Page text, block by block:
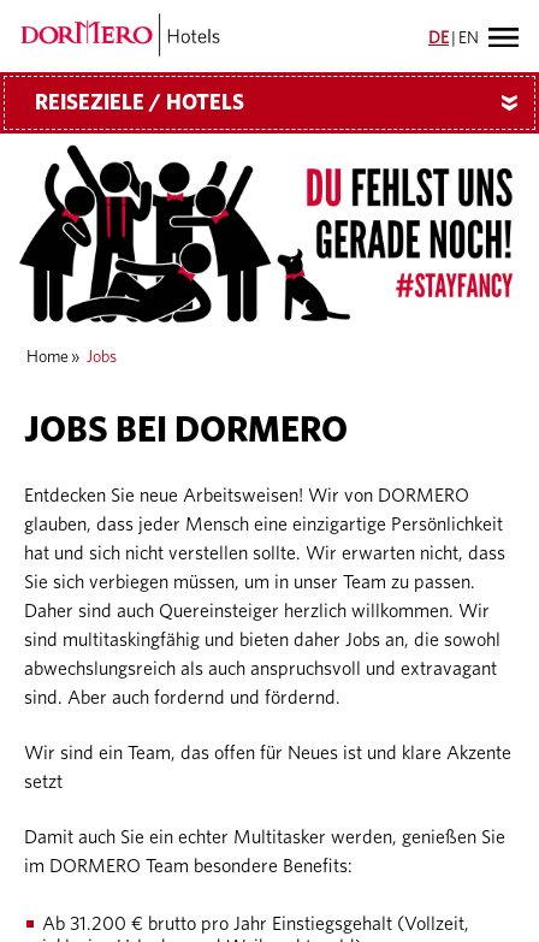
DE EN
REISEZIELE / HOTELS »
Home » Jobs
JOBS BEI DORMERO
Entdecken Sie neue Arbeitsweisen! Wir von DORMERO
glauben, dass jeder Mensch eine einzigartige Persönlichkeit
hat und sich nicht verstellen sollte. Wir erwarten nicht, dass
Sie sich verbiegen müssen, um in unser Team zu passen.
Daher sind auch Quereinsteiger herzlich willkommen. Wir
sind multitaskingfähig und bieten daher Jobs an, die sowohl
abwechslungsreich als auch anspruchsvoll und extravagant
sind. Aber auch fordernd und fördernd.
Wir sind ein Team, das offen für Neues ist und klare Akzente
setzt
Damit auch Sie ein echter Multitasker werden, genießen Sie
im DORMERO Team besondere Benefits:
Ab 31.200 € brutto pro Jahr Einstiegsgehalt (Vollzeit,